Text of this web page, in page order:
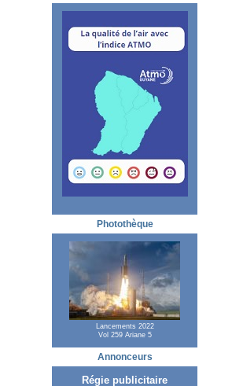
Photothèque
Lancements 2022
Vol 259 Ariane 5
Annonceurs
Régie publicitaire